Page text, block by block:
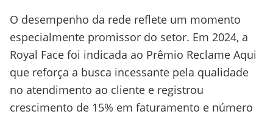
O desempenho da rede reflete um momento
especialmente promissor do setor. Em 2024, a
Royal Face foi indicada ao Prêmio Reclame Aqui
que reforça a busca incessante pela qualidade
no atendimento ao cliente e registrou
crescimento de 15% em faturamento e número